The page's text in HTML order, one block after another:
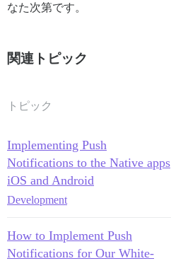
なた次第です。
関連トピック
トピック
Implementing Push
Notifications to the Native apps
iOS and Android
Development
How to Implement Push
Notifications for Our White-